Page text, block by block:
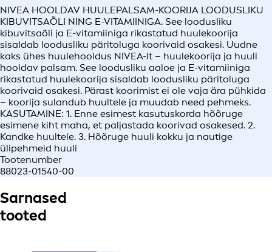
NIVEA HOOLDAV HUULEPALSAM-KOORIJA LOODUSLIKU
KIBUVITSAÕLI NING E-VITAMIINIGA. See loodusliku
kibuvitsaõli ja E-vitamiiniga rikastatud huulekoorija
sisaldab loodusliku päritoluga koorivaid osakesi. Uudne
kaks ühes huulehooldus NIVEA-lt – huulekoorija ja huuli
hooldav palsam. See loodusliku aaloe ja E-vitamiiniga
rikastatud huulekoorija sisaldab loodusliku päritoluga
koorivaid osakesi. Pärast koorimist ei ole vaja ära pühkida
– koorija sulandub huultele ja muudab need pehmeks.
KASUTAMINE: 1. Enne esimest kasutuskorda hõõruge
esimene kiht maha, et paljastada koorivad osakesed. 2.
Kandke huultele. 3. Hõõruge huuli kokku ja nautige
ülipehmeid huuli
Tootenumber
88023-01540-00
Sarnased
tooted